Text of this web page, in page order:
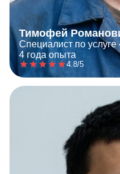
Тимофей
Специалист по
4 года опыта
4.8/5